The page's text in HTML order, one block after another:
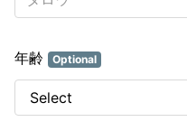
年齢 Optional